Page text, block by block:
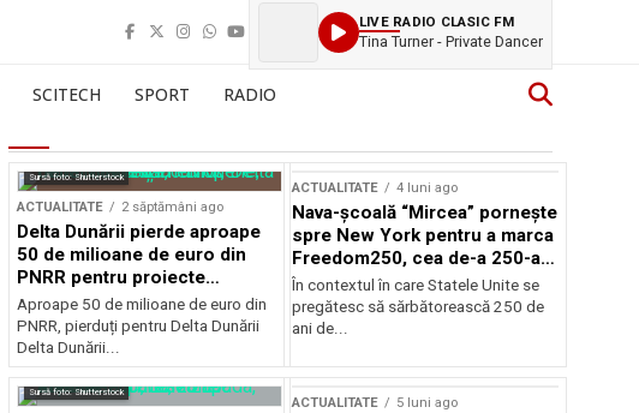
LIVE RADIO CLASIC FM
Tina Turner - Private Dancer
SCITECH SPORT RADIO
Sursă foto: Shutterstock
ACTUALITATE 2 săptămâni ago
Delta Dunării pierde aproape
50 de milioane de euro din
PNRR pentru proiecte
esențiale
Aproape 50 de milioane de euro din
PNRR, pierduți pentru Delta Dunării
Delta Dunării...
ACTUALITATE 4 luni ago
Nava-școală “Mircea” pornește
spre New York pentru a marca
Freedom250, cea de-a 250-a
aniversare a Statelor Unite
În contextul în care Statele Unite se
pregătesc să sărbătorească 250 de
ani de...
Sursă foto: Shutterstock
ACTUALITATE 5 luni ago